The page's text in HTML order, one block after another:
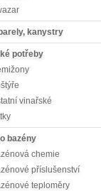
kanystry
potřeby
vinařské
bazény
chemie
příslušenství
teploměry